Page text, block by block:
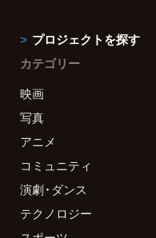
プロジェクトを探す
カテゴリー
映画
写真
アニメ
コミュニティ
演劇・ダンス
テクノロジー